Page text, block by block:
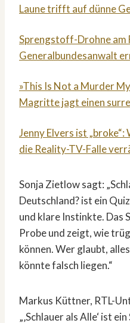
Laune trifft auf dünne
Sprengstoff-Drohne am
Generalbundesanwalt
»This Is Not a Murder
Magritte jagt einen
Jenny Elvers ist
die Reality-TV-Falle
Sonja Zietlow sagt:
Deutschland? ist ein
und klare Instinkte. Das
Probe und zeigt, wie
können. Wer glaubt,
könnte falsch liegen.“
Markus Küttner, RTL-
„‚Schlauer als Alle‘ ist